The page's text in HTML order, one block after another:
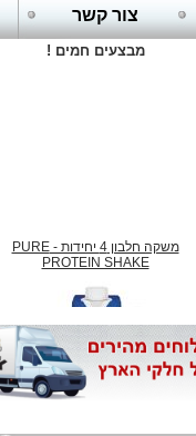
צור קשר
מבצעים חמים !
PROTEIN SHAKE